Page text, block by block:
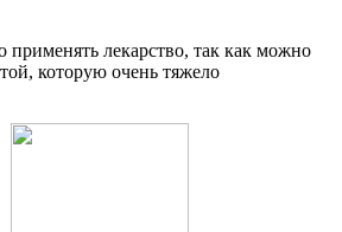
применять лекарство, так как можно
которую очень тяжело